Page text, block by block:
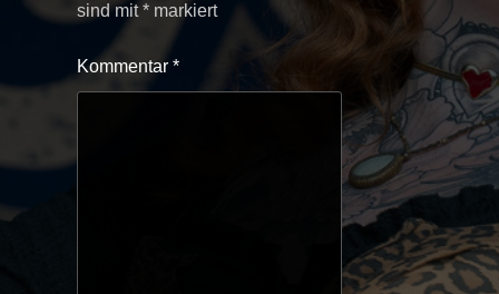
sind mit* markiert
Kommentar *